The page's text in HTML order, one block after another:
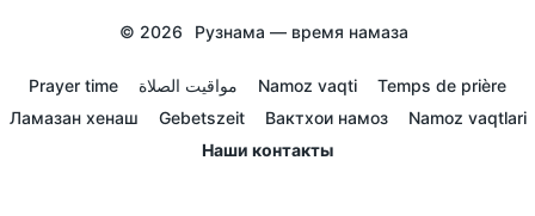
© 2026 Рузнама — время намаза
Prayer time مواقيت الصلاة Namoz vaqti
Temps de prière
Ламазан хенаш
Gebetszeit Вактхои намоз
Namoz vaqtlari
Наши контакты